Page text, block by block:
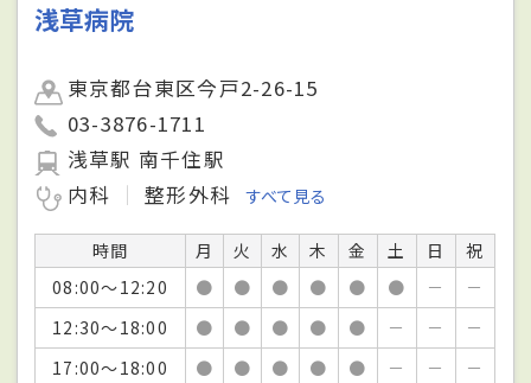
浅草病院
東京都台東区今戸2-26-15
03-3876-1711
浅草駅 南千住駅
内科
整形外科 すべて見る
時間 月 火 水 木 金 土 日
祝
08:00～12:20
● ● ● ● ● ● －
－
12:30～18:00
● ● ● ● ● － －
－
17:00～18:00
● ● ● ● ● － －
－